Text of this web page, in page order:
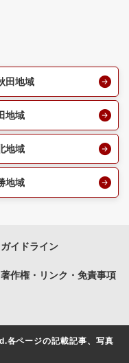
田地域
地域
地域
地域
ガイドライン
著作権・リンク・免責事項
各ページの記載記事、写真